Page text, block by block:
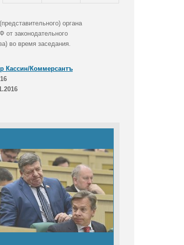
органа
от законодательного
во время заседания.
Кассин/Коммерсантъ